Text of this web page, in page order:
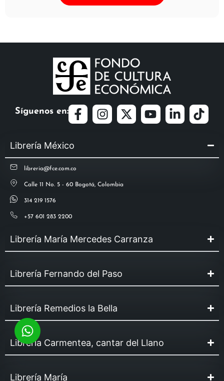
Síguenos en:
Librería México
libreria@fce.com.co
Calle 11 No. 5 - 60 Bogotá, Colombia
314 219 1576
+57 601 283 2200
Librería María Mercedes Carranza
Librería Fernando del Paso
Librería Remedios la Bella
Librería Carmentea, cantar del Llano
Librería María